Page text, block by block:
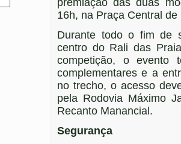
premiação das duas
16h, na Praça Central de
Durante todo o fim de
centro do Rali das
competição, o evento
complementares e a
no trecho, o acesso
pela Rodovia Máximo
Recanto Manancial.
Segurança